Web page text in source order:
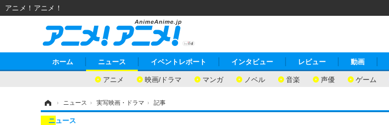
ホーム ニュース
アニメ 映画/ドラマ マンガ ノベル 音楽 声優 ゲーム
イベントレポート インタビュー レビュー 動画
› ニュース › 実写映画・ドラマ › 記事
ニュース
アニメ！アニメ！